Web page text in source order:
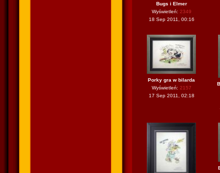
Bugs i Elmer
Wyświetleń: 2349
18 Sep 2011, 00:16
Porky gra w bilarda
Wyświetleń: 2157
17 Sep 2011, 02:18